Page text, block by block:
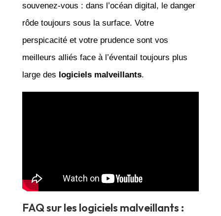
souvenez-vous : dans l’océan digital, le danger
rôde toujours sous la surface. Votre
perspicacité et votre prudence sont vos
meilleurs alliés face à l’éventail toujours plus
large des logiciels malveillants.
FAQ sur les logiciels malveillants :